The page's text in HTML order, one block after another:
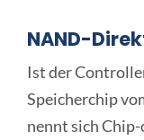
NAND-
Ist der
Speicherchip
nennt sich